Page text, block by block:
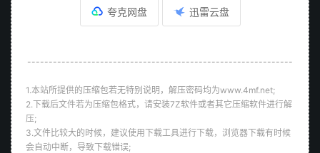
夸克网盘 迅雷云盘
--------------------------------------------------------------
1.本站所提供的压缩包若无特别说明，解压密码均为www.4mf.net;
2.下载后文件若为压缩包格式，请安装7Z软件或者其它压缩软件进行解
压;
3.文件比较大的时候，建议使用下载工具进行下载，浏览器下载有时候
会自动中断，导致下载错误;